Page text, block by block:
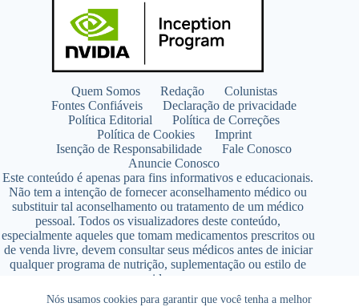
Nós usamos cookies para garantir que você tenha a melhor
Quem Somos Redação
Colunistas
Fontes Confiáveis
Declaração de privacidade
Política Editorial
Política de Correções
Política de Cookies
Imprint
Isenção de Responsabilidade
Fale Conosco
Anuncie Conosco
Este conteúdo é apenas para fins informativos e educacionais.
Não tem a intenção de fornecer aconselhamento médico ou
substituir tal aconselhamento ou tratamento de um médico
pessoal. Todos os visualizadores deste conteúdo,
especialmente aqueles que tomam medicamentos prescritos ou
de venda livre, devem consultar seus médicos antes de iniciar
qualquer programa de nutrição, suplementação ou estilo de
vida.
Copyright © 2026 - SaúdeLAB.com pertence ao grupo